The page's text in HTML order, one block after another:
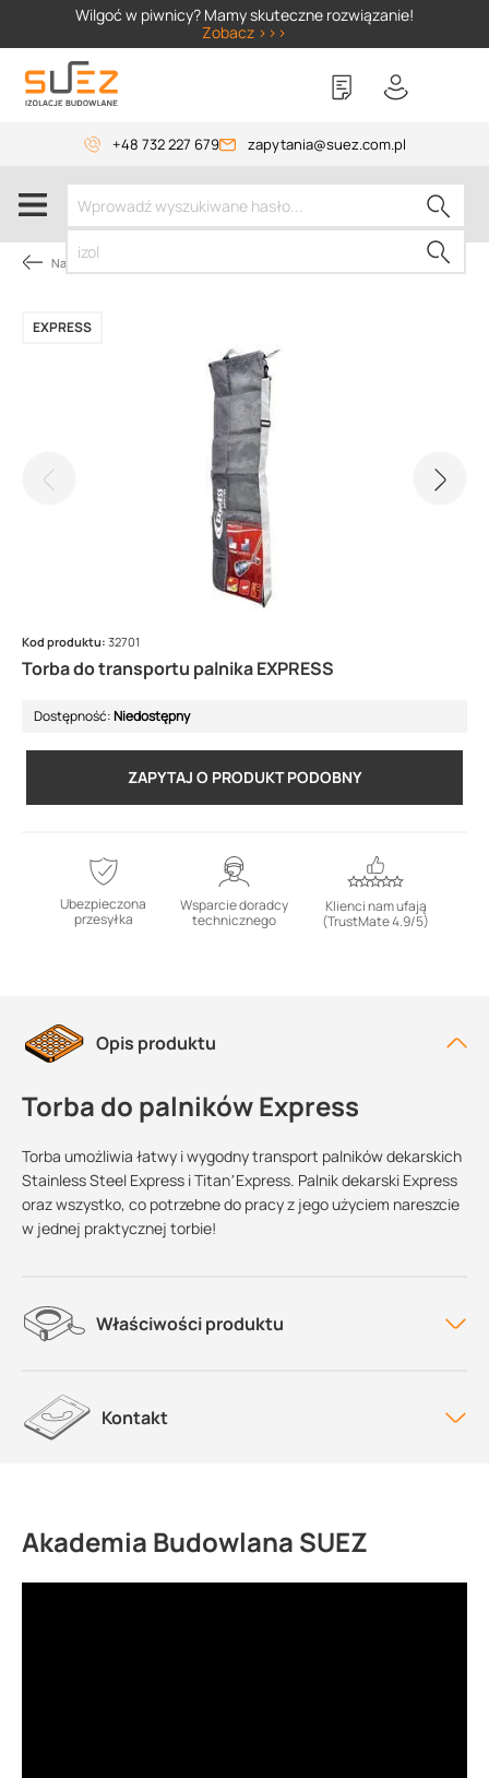
Wilgoć w piwnicy? Mamy skuteczne rozwiązanie!
Zobacz >>>
+48 732 227 679 zapytania@suez.com.pl
Narzędzia dekarskie
Torba do transportu palnika EXPRESS
EXPRESS
Kod produktu: 32701
Dostępność:Niedostępny
ZAPYTAJ O PRODUKT PODOBNY
Ubezpieczona
przesyłka
Wsparcie doradcy
technicznego
Klienci nam ufają
(TrustMate 4.9/5)
Opis produktu
Torba do palników Express
Torba umożliwia łatwy i wygodny transport palników dekarskich
Stainless Steel Express i Titan’Express. Palnik dekarski Express
oraz wszystko, co potrzebne do pracy z jego użyciem nareszcie
w jednej praktycznej torbie!
Właściwości produktu
Kontakt
Akademia Budowlana SUEZ